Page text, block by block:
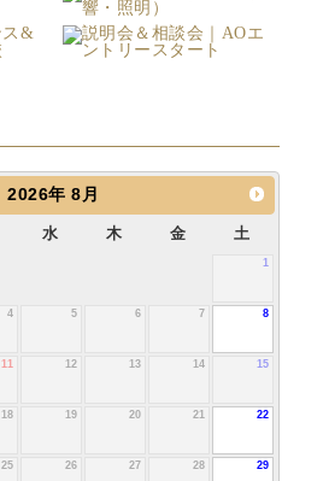
2026年 8月
水 木 金 土
1
4 5 6 7 8
11 12 13 14 15
18 19 20 21 22
25 26 27 28 29